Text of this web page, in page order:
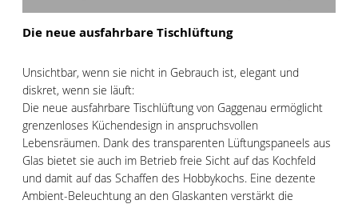
Die neue ausfahrbare Tischlüftung
Unsichtbar, wenn sie nicht in Gebrauch ist, elegant und
diskret, wenn sie läuft:
Die neue ausfahrbare Tischlüftung von Gaggenau ermöglicht
grenzenloses Küchendesign in anspruchsvollen
Lebensräumen. Dank des transparenten Lüftungspaneels aus
Glas bietet sie auch im Betrieb freie Sicht auf das Kochfeld
und damit auf das Schaffen des Hobbykochs. Eine dezente
Ambient-Beleuchtung an den Glaskanten verstärkt die